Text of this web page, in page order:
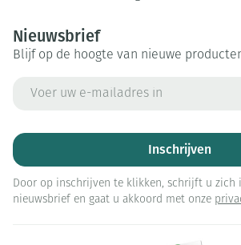
Nieuwsbrief
Blijf op de hoogte van nieuwe
Inschrijven
Door op inschrijven te klikken, schrijft u zich
nieuwsbrief en gaat u akkoord met onze